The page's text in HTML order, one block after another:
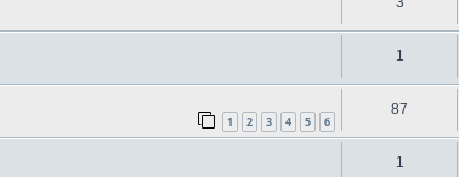
1
1 2 3 4 5 6
87
1